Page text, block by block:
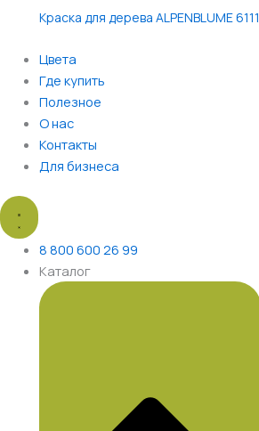
Краска для дерева ALPENBLUME 6111
Цвета
Где купить
Полезное
О нас
Контакты
Для бизнеса
8 800 600 26 99
Каталог